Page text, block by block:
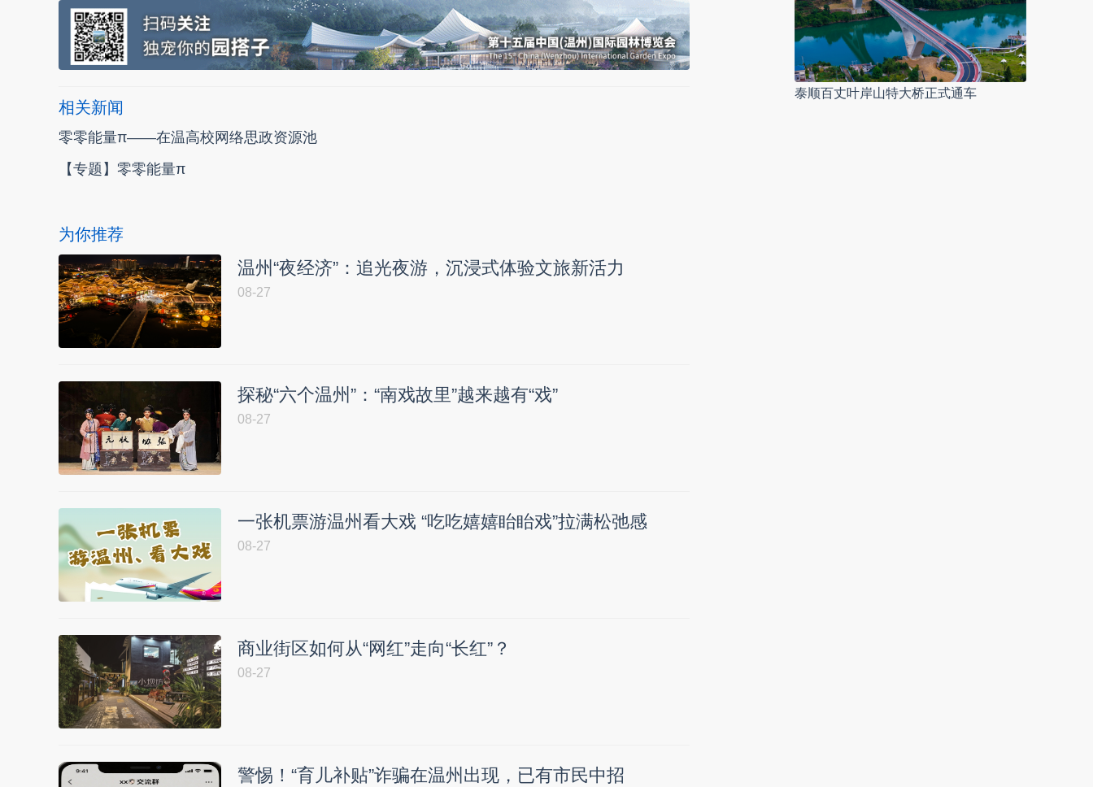
相关新闻
零零能量π——在温高校网络思政资源池
【专题】零零能量π
为你推荐
温州“夜经济”：追光夜游，沉浸式体验文旅新活力
08-27
探秘“六个温州”：“南戏故里”越来越有“戏”
08-27
一张机票游温州看大戏 “吃吃嬉嬉眙眙戏”拉满松弛感
08-27
商业街区如何从“网红”走向“长红”？
08-27
警惕！“育儿补贴”诈骗在温州出现，已有市民中招
泰顺百丈叶岸山特大桥正式通车